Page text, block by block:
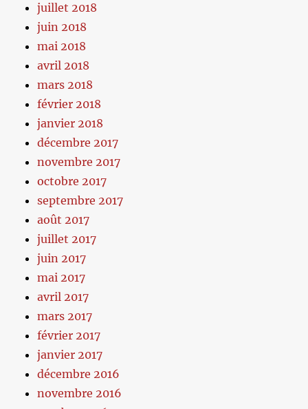
juillet 2018
juin 2018
mai 2018
avril 2018
mars 2018
février 2018
janvier 2018
décembre 2017
novembre 2017
octobre 2017
septembre 2017
août 2017
juillet 2017
juin 2017
mai 2017
avril 2017
mars 2017
février 2017
janvier 2017
décembre 2016
novembre 2016